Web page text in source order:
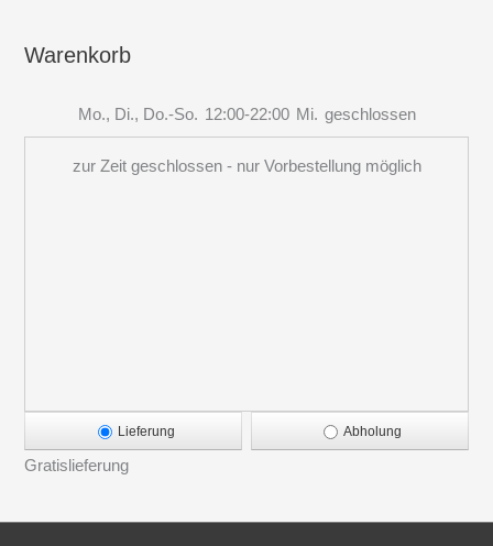
Warenkorb
Mo., Di., Do.-So. 12:00-22:00 Mi. geschlossen
zur Zeit geschlossen - nur Vorbestellung möglich
Lieferung Abholung
Gratislieferung